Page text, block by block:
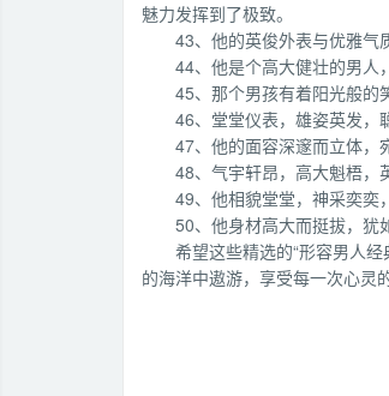
魅力发挥到了极致。
43、他的英俊外表与优雅气
44、他是个高大健壮的男人
45、那个男孩有着阳光般的
46、堂堂仪表，雄姿英发，
47、他的面容深邃而立体，
48、气宇轩昂，高大魁梧
49、他相貌堂堂，神采奕奕
50、他身材高大而挺拔，犹
希望这些精选的“形容男人
的海洋中遨游，享受每一次心灵